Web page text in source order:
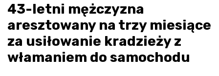
43-letni mężczyzna
aresztowany na trzy miesiące
za usiłowanie kradzieży z
włamaniem do samochodu